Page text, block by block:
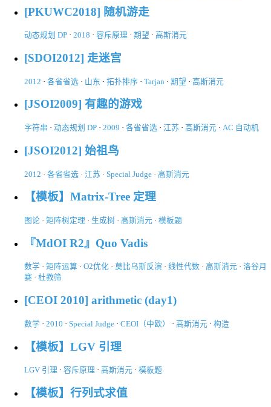
[PKUWC2018] 随机游走
动态规划 DP · 2018 · 容斥原理 · 期望 · 高斯消元
[SDOI2012] 走迷宫
2012 · 各省省选 · 山东 · 拓扑排序 · Tarjan · 期望 · 高斯消元
[JSOI2009] 有趣的游戏
字符串 · 动态规划 DP · 2009 · 各省省选 · 江苏 · 高斯消元 · AC 自动机
[JSOI2012] 始祖鸟
2012 · 各省省选 · 江苏 · Special Judge · 高斯消元
【模板】Matrix-Tree 定理
图论 · 矩阵树定理 · 生成树 · 高斯消元 · 模板题
『MdOI R2』Quo Vadis
数学 · 矩阵运算 · O2优化 · 莫比乌斯反演 · 线性代数 · 高斯消元 · 洛谷月
赛 · 杜教筛
[CEOI 2010] arithmetic (day1)
数学 · 2010 · Special Judge · CEOI（中欧） · 高斯消元 · 构造
【模板】LGV 引理
LGV 引理 · 容斥原理 · 高斯消元 · 模板题
【模板】行列式求值